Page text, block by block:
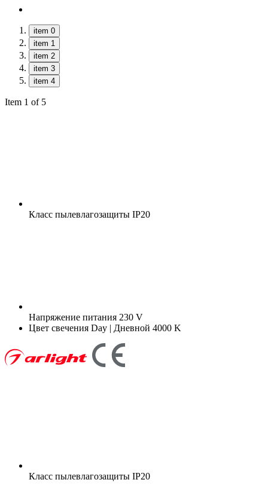
item 0
item 1
item 2
item 3
item 4
Item 1 of 5
Класс пылевлагозащиты IP20
Напряжение питания 230 V
Цвет свечения Day | Дневной 4000 K
Класс пылевлагозащиты IP20